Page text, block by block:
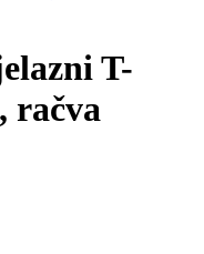
T-
račva